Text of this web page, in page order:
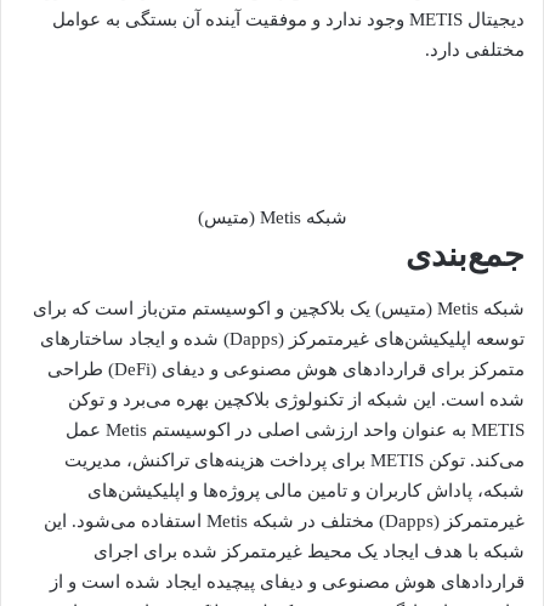
دیجیتال METIS وجود ندارد و موفقیت آینده آن بستگی به عوامل
مختلفی دارد.
شبکه Metis (متیس)
جمع‌بندی
شبکه Metis (متیس) یک بلاکچین و اکوسیستم متن‌باز است که برای
توسعه اپلیکیشن‌های غیرمتمرکز (Dapps) شده و ایجاد ساختارهای
متمرکز برای قراردادهای هوش مصنوعی و دیفای (DeFi) طراحی
شده است. این شبکه از تکنولوژی بلاکچین بهره می‌برد و توکن
METIS به عنوان واحد ارزشی اصلی در اکوسیستم Metis عمل
می‌کند. توکن METIS برای پرداخت هزینه‌های تراکنش، مدیریت
شبکه، پاداش کاربران و تامین مالی پروژه‌ها و اپلیکیشن‌های
غیرمتمرکز (Dapps) مختلف در شبکه Metis استفاده می‌شود. این
شبکه با هدف ایجاد یک محیط غیرمتمرکز شده برای اجرای
قراردادهای هوش مصنوعی و دیفای پیچیده ایجاد شده است و از